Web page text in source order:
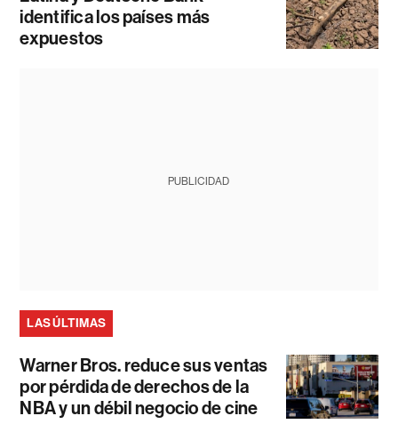
identifica los países más
expuestos
PUBLICIDAD
LAS ÚLTIMAS
Warner Bros. reduce sus ventas
por pérdida de derechos de la
NBA y un débil negocio de cine